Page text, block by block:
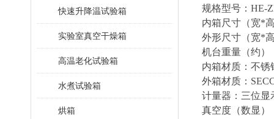
快速升降温试验箱
实验室真空干燥箱
高温老化试验箱
水煮试验箱
烘箱
规格型号：HE-
内箱尺寸（宽*
外形尺寸（宽*
机台重量（约）
内箱材质：不锈
外箱材质：
计量器：三位显
真空度（数显）